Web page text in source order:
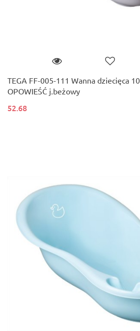
TEGA FF-005-111 Wanna dziecięca
OPOWIEŚĆ j.beżowy
52.68